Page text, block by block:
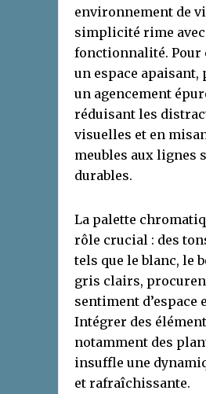
environnement de
simplicité rime avec
fonctionnalité. Pour
un espace
un agencement
réduisant les
visuelles et en
meubles aux lignes
durables.
La palette
rôle crucial : des
tels que le blanc, le
gris clairs,
sentiment d’espace
Intégrer des
notamment des
insuffle une
et rafraîchissante.